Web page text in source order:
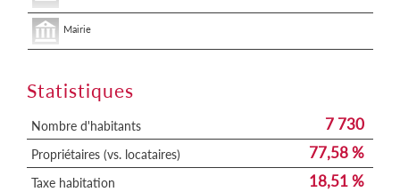
Mairie
Statistiques
Nombre d'habitants 7 730
Propriétaires (vs. locataires) 77,58 %
Taxe habitation 18,51 %